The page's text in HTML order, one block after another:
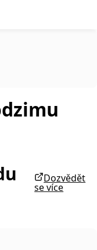
Dozvědět
se více